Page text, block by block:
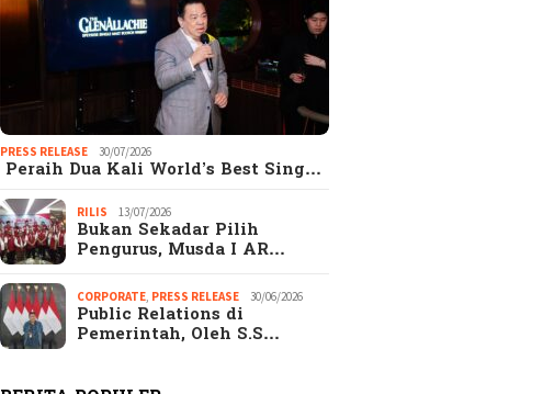
PRESS RELEASE 30/07/2026
Peraih Dua Kali World’s Best Sing…
RILIS 13/07/2026
Bukan Sekadar Pilih
Pengurus, Musda I AR…
CORPORATE PRESS RELEASE 30/06/2026
Public Relations di
Pemerintah, Oleh S.S…